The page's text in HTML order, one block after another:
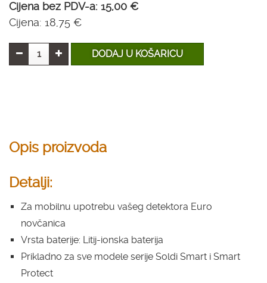
Cijena bez PDV-a: 15,00 €
Cijena: 18,75 €
DODAJ U KOŠARICU
Opis proizvoda
Detalji:
Za mobilnu upotrebu vašeg detektora Euro
novčanica
Vrsta baterije: Litij-ionska baterija
Prikladno za sve modele serije Soldi Smart i Smart
Protect